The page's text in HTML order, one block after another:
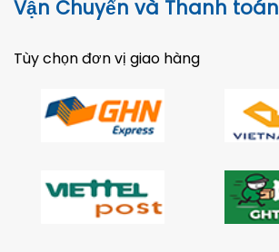
Vận Chuyển và Thanh toán
Tùy chọn đơn vị giao hàng